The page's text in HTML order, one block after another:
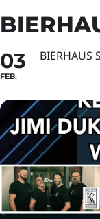
03
FEB.
BIERHAUS